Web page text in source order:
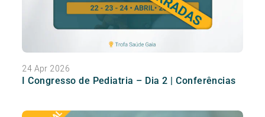
24 Apr 2026
I Congresso de Pediatria – Dia 2 | Conferências